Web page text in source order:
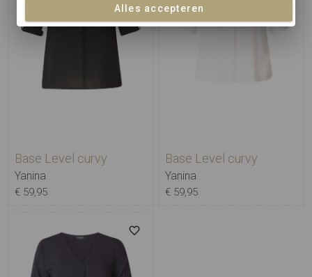
Base Level curvy
Yanina
€ 59,95
Base Level curvy
Yanina
€ 59,95
Alles accepteren